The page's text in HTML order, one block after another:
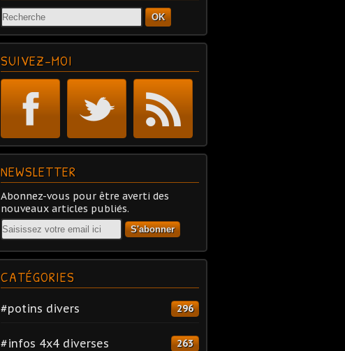
OK
SUIVEZ-MOI
NEWSLETTER
Abonnez-vous pour être averti des
nouveaux articles publiés.
Email
CATÉGORIES
#potins divers 296
#infos 4x4 diverses 263